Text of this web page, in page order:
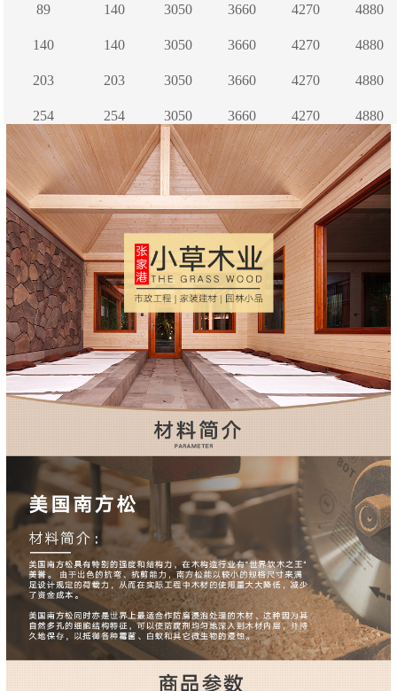
89 140 3050 3660 4270 4880
140 140 3050 3660 4270 4880
203 203 3050 3660 4270 4880
254 254 3050 3660 4270 4880